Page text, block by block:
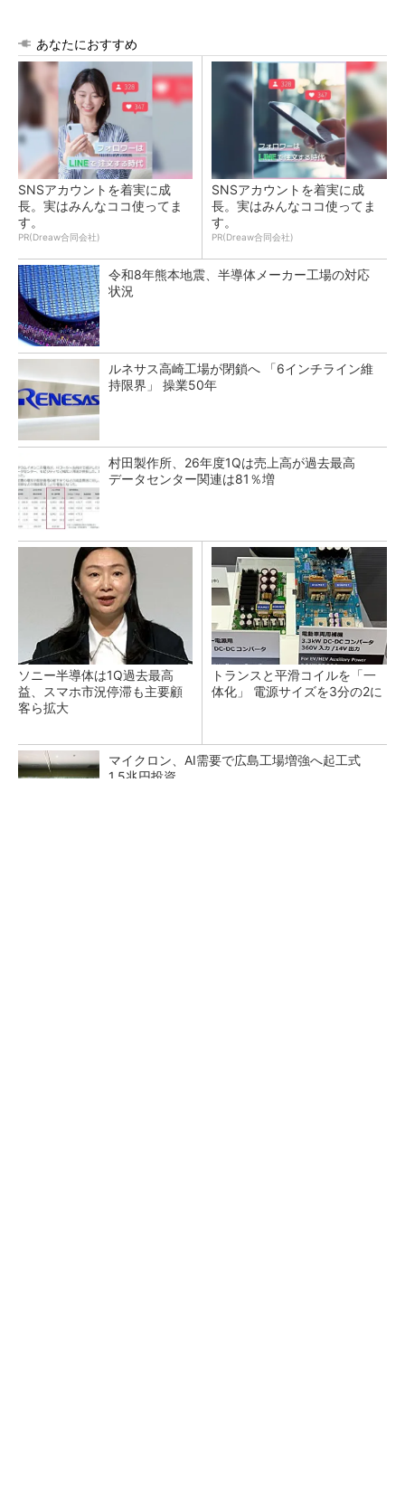
あなたにおすすめ
SNSアカウントを着実に成
長。実はみんなココ使ってま
す。
PR(Dreaw合同会社)
SNSアカウントを着実に成
長。実はみんなココ使ってま
す。
PR(Dreaw合同会社)
令和8年熊本地震、半導体メーカー工場の対応
状況
ルネサス高崎工場が閉鎖へ 「6インチライン維
持限界」 操業50年
村田製作所、26年度1Qは売上高が過去最高
データセンター関連は81％増
ソニー半導体は1Q過去最高
益、スマホ市況停滞も主要顧
客ら拡大
トランスと平滑コイルを「一
体化」 電源サイズを3分の2に
マイクロン、AI需要で広島工場増強へ起工式
1.5兆円投資